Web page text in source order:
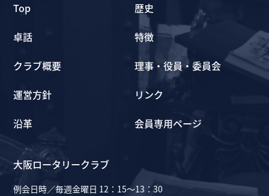
Top
卓話
クラブ概要
運営方針
沿革
歴史
特徴
理事・役員・委員会
リンク
会員専用ページ
大阪ロータリークラブ
例会日時／毎週金曜日 12：15～13：30